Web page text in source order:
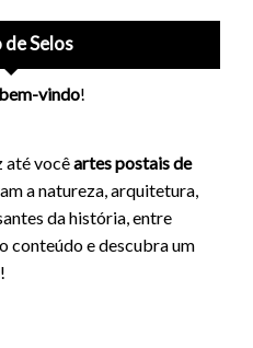
Selos
vindo!
até vocêartes postais de
a natureza, arquitetura,
da história, entre
conteúdo e descubra um